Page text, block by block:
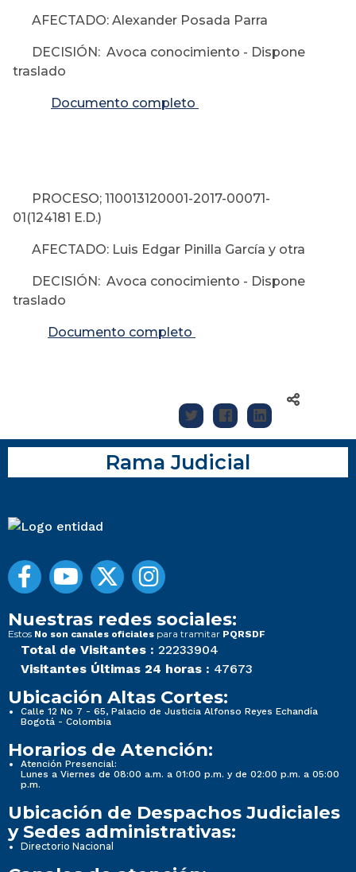
AFECTADO: Alexander Posada Parra
DECISIÓN: Avoca conocimiento - Dispone
traslado
Documento completo
PROCESO; 110013120001-2017-00071-
01(124181 E.D.)
AFECTADO: Luis Edgar Pinilla García y otra
DECISIÓN: Avoca conocimiento - Dispone
traslado
Documento completo
Rama Judicial
Nuestras redes sociales:
Estos No son canales oficiales para tramitar PQRSDF
Total de Visitantes : 22233904
Visitantes Últimas 24 horas : 47673
Ubicación Altas Cortes:
Calle 12 No 7 - 65, Palacio de Justicia Alfonso Reyes Echandía
Bogotá - Colombia
Horarios de Atención:
Atención Presencial:
Lunes a Viernes de 08:00 a.m. a 01:00 p.m. y de 02:00 p.m. a 05:00
p.m.
Ubicación de Despachos Judiciales
y Sedes administrativas:
Directorio Nacional